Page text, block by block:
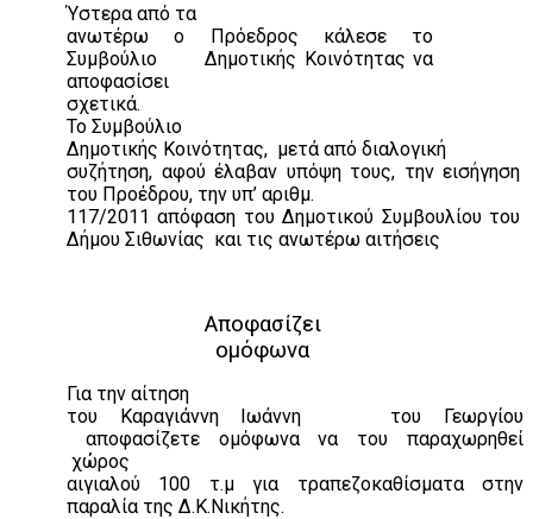
Ύστερα από τα
ανωτέρω ο Πρόεδρος κάλεσε το
Συμβούλιο
Δημοτικής Κοινότητας να
αποφασίσει
σχετικά.
Το Συμβούλιο
Δημοτικής Κοινότητας, μετά από διαλογική
συζήτηση, αφού έλαβαν υπόψη τους, την εισήγηση
του Προέδρου, την υπ’ αριθμ.
117/2011 απόφαση του Δημοτικού Συμβουλίου του
Δήμου Σιθωνίας και τις ανωτέρω αιτήσεις
Αποφασίζει
ομόφωνα
Για την αίτηση
του Καραγιάννη Ιωάννη
του Γεωργίου
αποφασίζετε ομόφωνα να του παραχωρηθεί
χώρος
αιγιαλού 100 τ.μ για τραπεζοκαθίσματα στην
παραλία της Δ.Κ.Νικήτης.